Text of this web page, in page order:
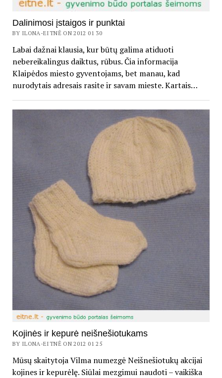
Dalinimosi įstaigos ir punktai
BY ILONA-EITNĖ ON 2012 01 30
Labai dažnai klausia, kur būtų galima atiduoti
nebereikalingus daiktus, rūbus. Čia informacija
Klaipėdos miesto gyventojams, bet manau, kad
nurodytais adresais rasite ir savam mieste. Kartais…
Kojinės ir kepurė neišnešiotukams
BY ILONA-EITNĖ ON 2012 01 25
Mūsų skaitytoja Vilma numezgė Neišnešiotukų akcijai
kojines ir kepurėlę. Siūlai mezgimui naudoti – vaikiška